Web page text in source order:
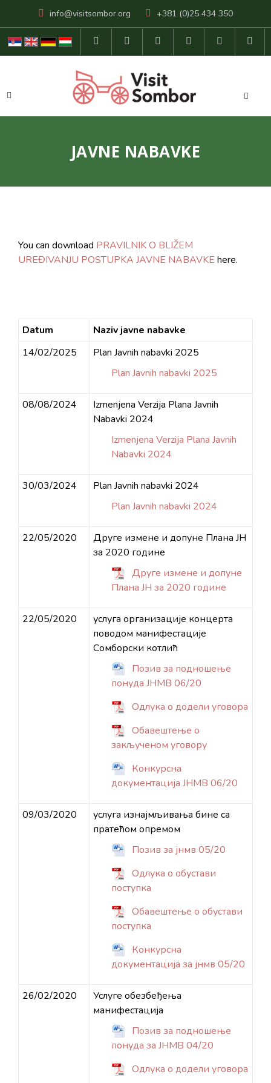
info@visitsombor.org +381 (0)25 434 350
JAVNE NABAVKE
You can download PRAVILNIK O BLIŽEM
UREĐIVANJU POSTUPKA JAVNE NABAVKE here.
Datum
Naziv javne nabavke
14/02/2025
Plan Javnih nabavki 2025
Plan Javnih nabavki 2025
08/08/2024
Izmenjena Verzija Plana Javnih
Nabavki 2024
Izmenjena Verzija Plana Javnih
Nabavki 2024
30/03/2024
Plan Javnih nabavki 2024
Plan Javnih nabavki 2024
22/05/2020
Друге измене и допуне Плана ЈН
за 2020 године
Друге измене и допуне
Плана ЈН за 2020 године
22/05/2020
услуга организације концерта
поводом манифестације
Сомборски котлић
Позив за подношење
понуда ЈНМВ 06/20
Одлука о додели уговора
Обавештење о
закљученом уговору
Конкурсна
документација ЈНМВ 06/20
09/03/2020
услуга изнајмљивања бине са
пратећом опремом
Позив за јнмв 05/20
Одлука о обустави
поступка
Обавештење о обустави
поступка
Конкурсна
документација за јнмв 05/20
26/02/2020
Услуге обезбеђења
манифестација
Позив за подношење
понуда за ЈНМВ 04/20
Одлука о додели уговора